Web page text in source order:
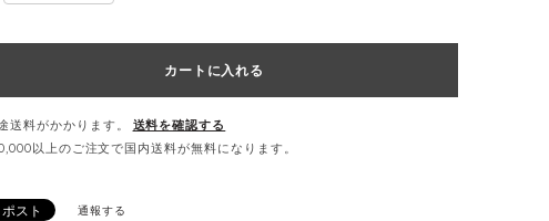
カートに入れる
送料がかかります。
送料を確認する
以上のご注文で国内送料が無料になります。
通報する